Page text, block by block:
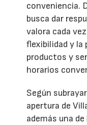
conveniencia.
busca dar
valora cada
flexibilidad y la
productos y
horarios
Según
apertura de
además una